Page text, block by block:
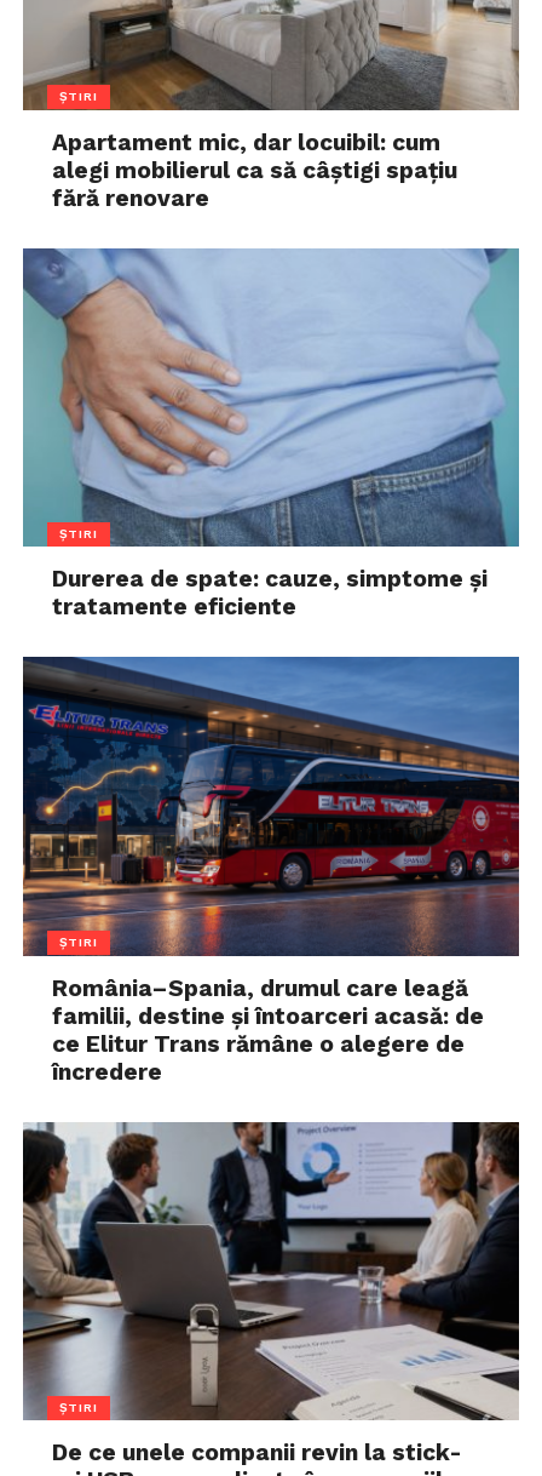
ȘTIRI
Apartament mic, dar locuibil: cum
alegi mobilierul ca să câștigi spațiu
fără renovare
ȘTIRI
Durerea de spate: cauze, simptome și
tratamente eficiente
ȘTIRI
România–Spania, drumul care leagă
familii, destine și întoarceri acasă: de
ce Elitur Trans rămâne o alegere de
încredere
ȘTIRI
De ce unele companii revin la stick-